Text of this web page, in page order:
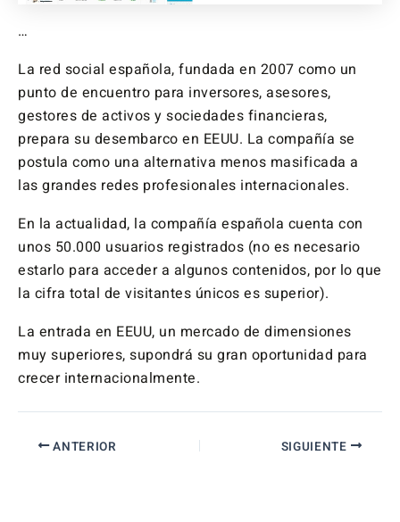
…
La red social española, fundada en 2007 como un
punto de encuentro para inversores, asesores,
gestores de activos y sociedades financieras,
prepara su desembarco en EEUU. La compañía se
postula como una alternativa menos masificada a
las grandes redes profesionales internacionales.
En la actualidad, la compañía española cuenta con
unos 50.000 usuarios registrados (no es necesario
estarlo para acceder a algunos contenidos, por lo que
la cifra total de visitantes únicos es superior).
La entrada en EEUU, un mercado de dimensiones
muy superiores, supondrá su gran oportunidad para
crecer internacionalmente.
ANTERIOR SIGUIENTE